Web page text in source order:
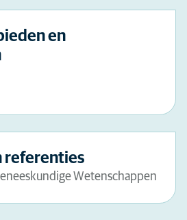
en
referenties
Wetenschappen